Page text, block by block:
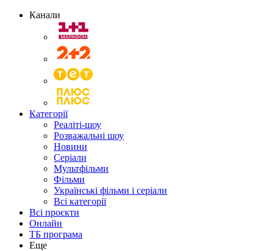
Канали
Категорії
Реаліті-шоу
Розважальні шоу
Новини
Серіали
Мультфільми
Фільми
Українські фільми і серіали
Всі категорії
Всі проєкти
Онлайн
ТБ програма
Еще